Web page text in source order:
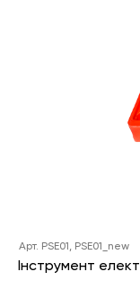
Арт. PSE01, PSE01_new
Інструмент